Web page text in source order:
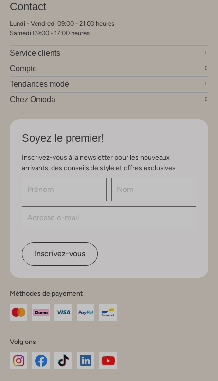
Contact
Lundi - Vendredi 09:00 - 21:00 heures
Samedi 09:00 - 17:00 heures
Service clients
Compte
Tendances mode
Chez Omoda
Soyez le premier!
Inscrivez-vous à la newsletter pour les nouveaux
arrivants, des conseils de style et offres exclusives
Inscrivez-vous
Méthodes de payement
Volg ons